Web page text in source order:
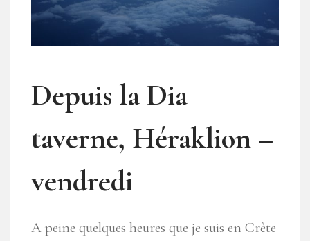
Depuis la Dia
taverne, Héraklion –
vendredi
A peine quelques heures que je suis en Crète